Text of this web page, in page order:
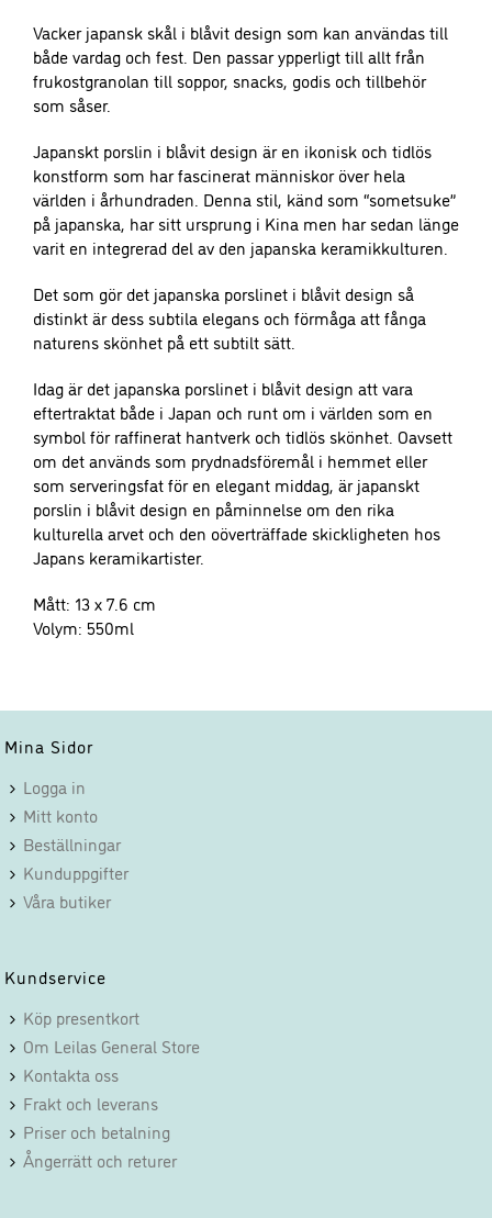
Vacker japansk skål i blåvit design som kan användas till
både vardag och fest. Den passar ypperligt till allt från
frukostgranolan till soppor, snacks, godis och tillbehör
som såser.
Japanskt porslin i blåvit design är en ikonisk och tidlös
konstform som har fascinerat människor över hela
världen i århundraden. Denna stil, känd som “sometsuke”
på japanska, har sitt ursprung i Kina men har sedan länge
varit en integrerad del av den japanska keramikkulturen.
Det som gör det japanska porslinet i blåvit design så
distinkt är dess subtila elegans och förmåga att fånga
naturens skönhet på ett subtilt sätt.
Idag är det japanska porslinet i blåvit design att vara
eftertraktat både i Japan och runt om i världen som en
symbol för raffinerat hantverk och tidlös skönhet. Oavsett
om det används som prydnadsföremål i hemmet eller
som serveringsfat för en elegant middag, är japanskt
porslin i blåvit design en påminnelse om den rika
kulturella arvet och den oöverträffade skickligheten hos
Japans keramikartister.
Mått: 13 x 7.6 cm
Volym: 550ml
Mina Sidor
Logga in
Mitt konto
Beställningar
Kunduppgifter
Våra butiker
Kundservice
Köp presentkort
Om Leilas General Store
Kontakta oss
Frakt och leverans
Priser och betalning
Ångerrätt och returer
möjligt under
ditt besök.
Om du nekar
dessa
kommer viss
funktionalitet
att försvinna
från
hemsidan.
Marknadsföring
Genom att dela
med dig av dina
intressen och ditt
beteende när du
surfar ökar du
chansen att få se
personligt
anpassat innehåll
och erbjudanden.